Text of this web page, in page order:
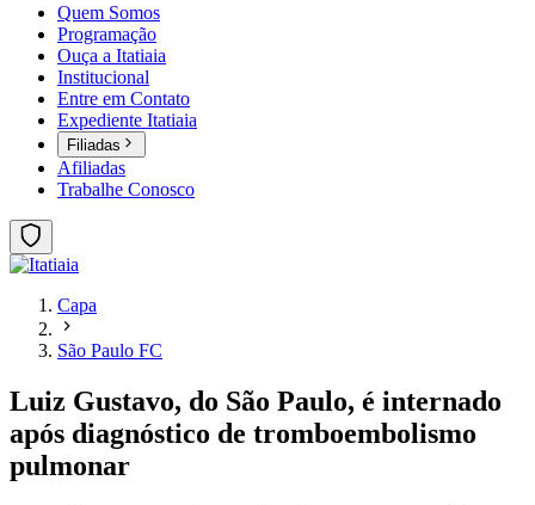
Quem Somos
Programação
Ouça a Itatiaia
Institucional
Entre em Contato
Expediente Itatiaia
Filiadas
Afiliadas
Trabalhe Conosco
Capa
São Paulo FC
Luiz Gustavo, do São Paulo, é internado
após diagnóstico de tromboembolismo
pulmonar